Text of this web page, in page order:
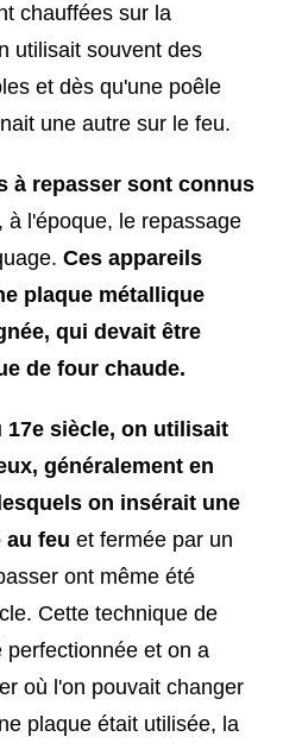
chauffées sur la
utilisait souvent des
et dès qu'une poêle
une autre sur le feu.
à repasser sont connus
à l'époque, le repassage
Ces appareils
plaque métallique
qui devait être
de four chaude.
17e siècle, on utilisait
généralement en
on insérait une
au feu et fermée par un
ont même été
Cette technique de
perfectionnée et on a
où l'on pouvait changer
plaque était utilisée, la